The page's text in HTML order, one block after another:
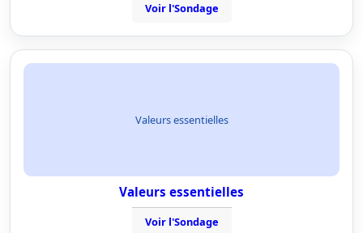
Voir l'Sondage
Valeurs essentielles
Valeurs essentielles
Voir l'Sondage